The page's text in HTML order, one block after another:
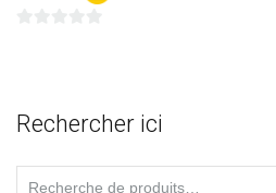
Rechercher ici
Recherche